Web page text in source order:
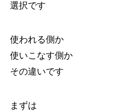
選択です
使われる側か
使いこなす側か
その違いです
まずは